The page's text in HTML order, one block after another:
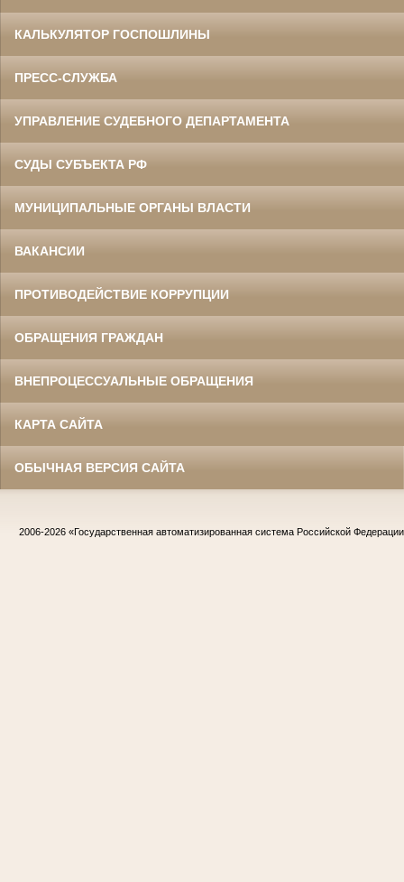
КАЛЬКУЛЯТОР ГОСПОШЛИНЫ
ПРЕСС-СЛУЖБА
УПРАВЛЕНИЕ СУДЕБНОГО ДЕПАРТАМЕНТА
СУДЫ СУБЪЕКТА РФ
МУНИЦИПАЛЬНЫЕ ОРГАНЫ ВЛАСТИ
ВАКАНСИИ
ПРОТИВОДЕЙСТВИЕ КОРРУПЦИИ
ОБРАЩЕНИЯ ГРАЖДАН
ВНЕПРОЦЕССУАЛЬНЫЕ ОБРАЩЕНИЯ
КАРТА САЙТА
ОБЫЧНАЯ ВЕРСИЯ САЙТА
2006-2026 «Государственная автоматизированная система Российской